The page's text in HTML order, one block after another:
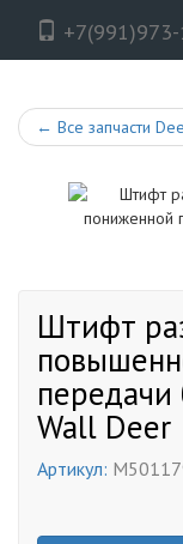
← Все запчасти
Штифт
Wall Deer
Артикул: